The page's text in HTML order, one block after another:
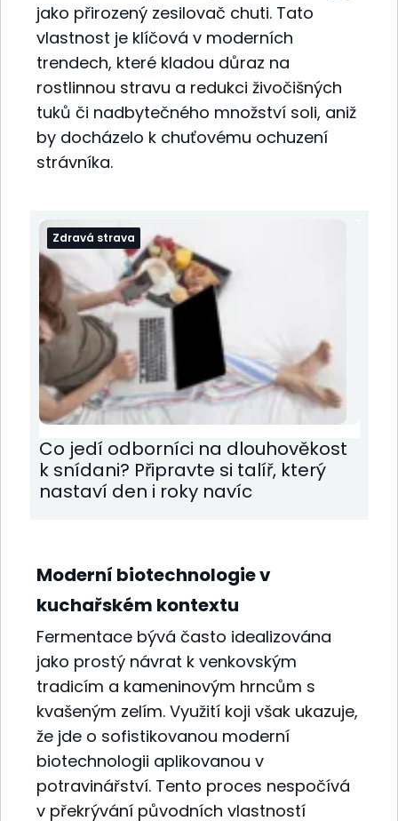
jako přirozený zesilovač chuti. Tato
vlastnost je klíčová v moderních
trendech, které kladou důraz na
rostlinnou stravu a redukci živočišných
tuků či nadbytečného množství soli, aniž
by docházelo k chuťovému ochuzení
strávníka.
Zdravá strava
Co jedí odborníci na dlouhověkost
k snídani? Připravte si talíř, který
nastaví den i roky navíc
Moderní biotechnologie v
kuchařském kontextu
Fermentace bývá často idealizována
jako prostý návrat k venkovským
tradicím a kameninovým hrncům s
kvašeným zelím. Využití koji však ukazuje,
že jde o sofistikovanou moderní
biotechnologii aplikovanou v
potravinářství. Tento proces nespočívá
v překrývání původních vlastností